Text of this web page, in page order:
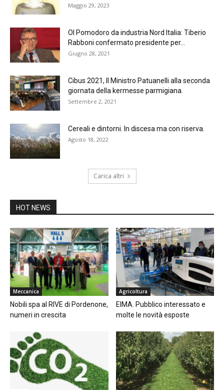
Maggio 29, 2023
OI Pomodoro da industria Nord Italia: Tiberio
Rabboni confermato presidente per...
Giugno 28, 2021
Cibus 2021, Il Ministro Patuanelli alla seconda
giornata della kermesse parmigiana.
Settembre 2, 2021
Cereali e dintorni. In discesa ma con riserva.
Agosto 18, 2022
Carica altri
HOT NEWS
Meccanica
Nobili spa al RIVE di Pordenone,
numeri in crescita
Agricoltura
EIMA. Pubblico interessato e
molte le novità esposte